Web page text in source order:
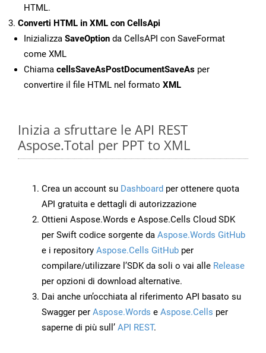
HTML.
Converti HTML in XML con CellsApi
Inizializza SaveOption da CellsAPI con SaveFormat
come XML
Chiama cellsSaveAsPostDocumentSaveAs per
convertire il file HTML nel formato XML
Inizia a sfruttare le API REST
Aspose.Total per PPT to XML
Crea un account su Dashboard per ottenere quota
API gratuita e dettagli di autorizzazione
Ottieni Aspose.Words e Aspose.Cells Cloud SDK
per Swift codice sorgente da Aspose.Words GitHub
e i repository Aspose.Cells GitHub per
compilare/utilizzare l’SDK da soli o vai alle Release
per opzioni di download alternative.
Dai anche un’occhiata al riferimento API basato su
Swagger per Aspose.Words e Aspose.Cells per
saperne di più sull’ API REST.